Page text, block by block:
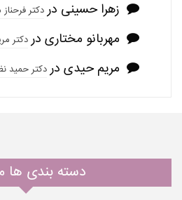
زهرا حسینی دردکتر فرحناز
مهربانو مختاری دردکتر
مریم حیدی دردکتر حمید
دسته بندی ها